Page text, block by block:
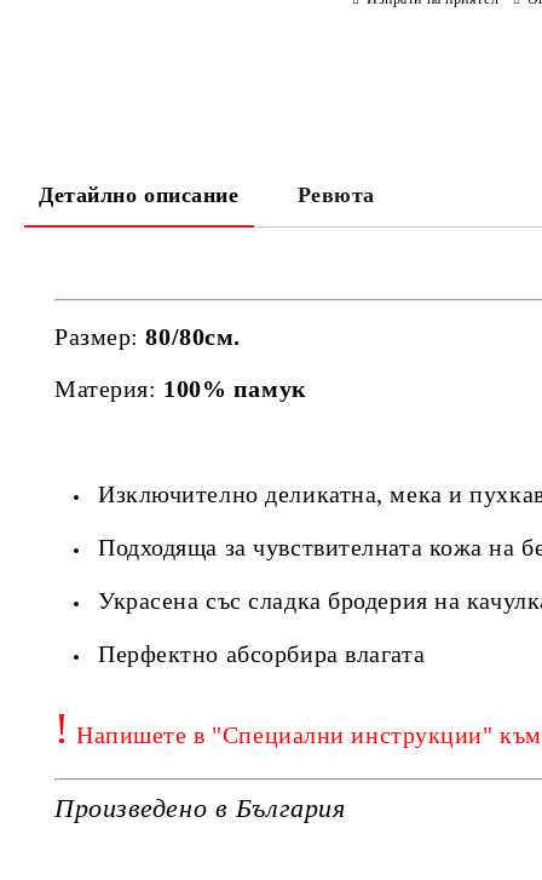
Детайлно описание Ревюта
Размер:80/80см.
Материя: 100% памук
Изключително деликатна, мека и
Подходяща за чувствителната кожа на
Украсена със сладка бродерия на
Перфектно абсорбира влагата
! Напишете в "Специални инструкции" към
Произведено в България